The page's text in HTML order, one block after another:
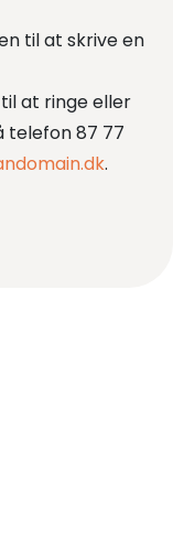
til at skrive en
at ringe eller
telefon 87 77
.